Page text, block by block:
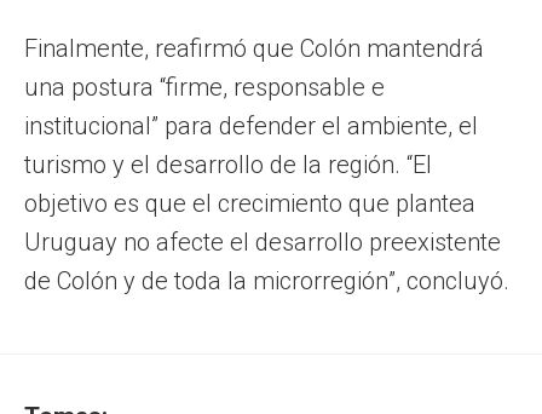
Finalmente, reafirmó que Colón mantendrá
una postura “firme, responsable e
institucional” para defender el ambiente, el
turismo y el desarrollo de la región. “El
objetivo es que el crecimiento que plantea
Uruguay no afecte el desarrollo preexistente
de Colón y de toda la microrregión”, concluyó.